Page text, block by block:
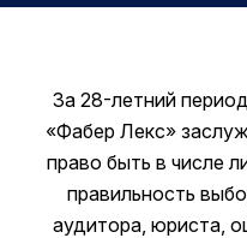
За 28-летний
«Фабер Лекс»
право быть в числе
правильность
аудитора, юриста,